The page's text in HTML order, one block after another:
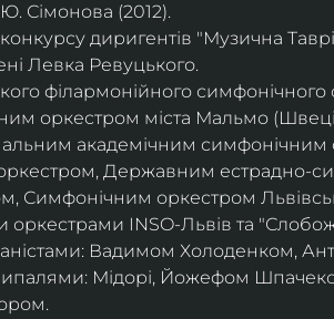
Сімонова (2012).
диригентів "Музична
Левка Ревуцького.
філармонійного симфонічного
оркестром міста Мальмо
академічним симфонічним
Державним естрадно-
Симфонічним оркестром
INSO-Львів та
Вадимом Холоденком,
Мідорі, Йожефом